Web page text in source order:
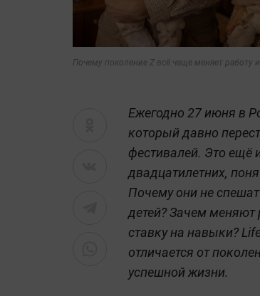
Почему поколение Z всё чаще меняет работу
Ежегодно 27 июня в
который давно
фестивалей. Это ещё
двадцатилетних,
Почему они не спешат
детей? Зачем
ставку на навыки?
отличается от
успешной жизни.